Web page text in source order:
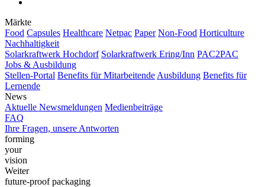
Märkte
Food Capsules Healthcare Netpac Paper Non-Food Horticulture
Nachhaltigkeit
Solarkraftwerk Hochdorf Solarkraftwerk Ering/Inn PAC2PAC
Jobs & Ausbildung
Stellen-Portal Benefits für Mitarbeitende Ausbildung Benefits für
Lernende
News
Aktuelle Newsmeldungen Medienbeiträge
FAQ
Ihre Fragen, unsere Antworten
forming
your
vision
Weiter
future-proof packaging